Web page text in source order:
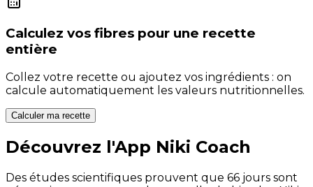
Calculez vos fibres pour une recette
entière
Collez votre recette ou ajoutez vos ingrédients : on
calcule automatiquement les valeurs nutritionnelles.
Calculer ma recette
Découvrez l'App Niki Coach
Des études scientifiques prouvent que 66 jours sont